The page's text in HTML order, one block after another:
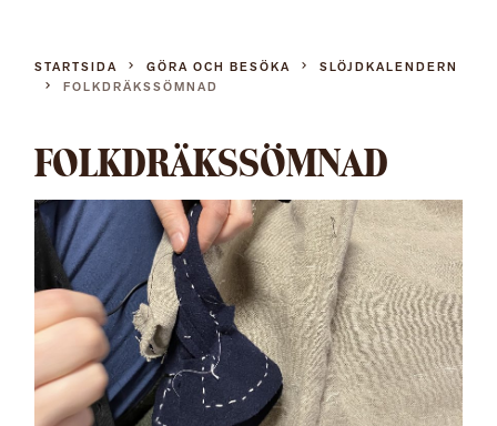
STARTSIDA GÖRA OCH BESÖKA
SLÖJDKALENDERN
FOLKDRÄKSSÖMNAD
FOLKDRÄKSSÖMNAD